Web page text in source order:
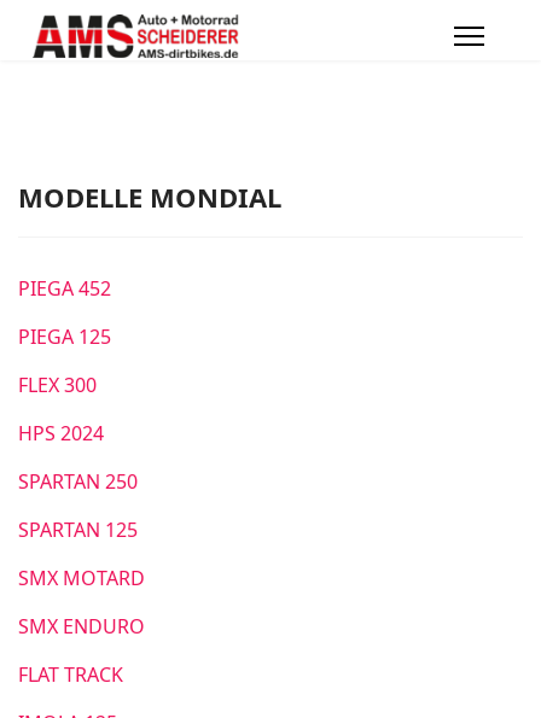
MODELLE MONDIAL
PIEGA 452
PIEGA 125
FLEX 300
HPS 2024
SPARTAN 250
SPARTAN 125
SMX MOTARD
SMX ENDURO
FLAT TRACK